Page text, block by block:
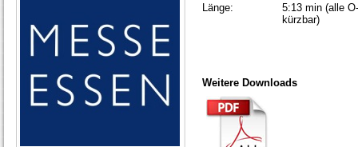
Länge:
5:13 min (alle
kürzbar)
Weitere Downloads